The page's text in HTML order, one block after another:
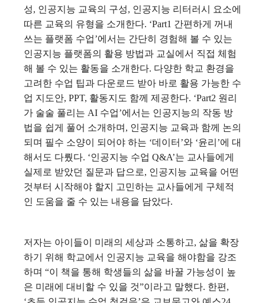
성, 인공지능 교육의 구성, 인공지능 리터러시 요소에
따른 교육의 유형을 소개한다. ‘Part1 간편하게 꺼내
쓰는 플랫폼 수업’에서는 간단히 경험해 볼 수 있는
인공지능 플랫폼의 활용 방법과 교실에서 직접 체험
해 볼 수 있는 활동을 소개한다. 다양한 학교 환경을
고려한 수업 팁과 다운로드 받아 바로 활용 가능한 수
업 지도안, PPT, 활동지도 함께 제공한다. ‘Part2 원리
가 술술 풀리는 AI 수업’에서는 인공지능의 작동 방
법을 쉽게 풀어 소개하며, 인공지능 교육과 함께 논의
되며 필수 소양이 되어야 하는 ‘데이터’와 ‘윤리’에 대
해서도 다뤘다. ‘인공지능 수업 Q&A’는 교사들에게
실제로 받았던 질문과 답으로, 인공지능 교육을 어떤
것부터 시작해야 할지 고민하는 교사들에게 구체적
인 도움을 줄 수 있는 내용을 담았다.
저자는 아이들이 미래의 세상과 소통하고, 삶을 확장
하기 위해 학교에서 인공지능 교육을 해야함을 강조
하며 “이 책을 통해 학생들의 삶을 바꿀 가능성이 높
은 미래에 대비할 수 있을 것”이라고 말했다. 한편,